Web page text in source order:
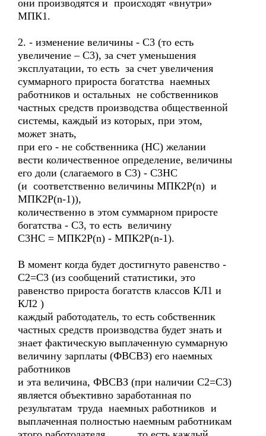
они производятся и происходят «внутри»
МПК1.
2. - изменение величины - С3 (то есть
увеличение – С3), за счет уменьшения
эксплуатации, то есть за счет увеличения
суммарного прироста богатства наемных
работников и остальных не собственников
частных средств производства общественной
системы, каждый из которых, при этом,
может знать,
при его - не собственника (НС) желании
вести количественное определение, величины
его доли (слагаемого в С3) - С3НС
(и соответственно величины МПК2Р(n) и
МПК2Р(n-1)),
количественно в этом суммарном приросте
богатства - С3, то есть величину
С3НС = МПК2Р(n) - МПК2Р(n-1).
В момент когда будет достигнуто равенство -
С2=С3 (из сообщений статистики, это
равенство прироста богатств классов КЛ1 и
КЛ2 )
каждый работодатель, то есть собственник
частных средств производства будет знать и
знает фактическую выплаченную суммарную
величину зарплаты (ФВСВЗ) его наемных
работников
и эта величина, ФВСВЗ (при наличии С2=С3)
является объективно заработанная по
результатам труда наемных работников и
выплаченная полностью наемным работникам